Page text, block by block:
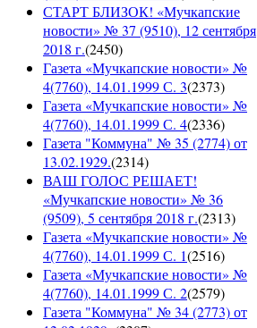
СТАРТ БЛИЗОК! «Мучкапские
новости» № 37 (9510), 12 сентября
2018 г.(2450)
Газета «Мучкапские новости» №
4(7760), 14.01.1999 С. 3(2373)
Газета «Мучкапские новости» №
4(7760), 14.01.1999 С. 4(2336)
Газета "Коммуна" № 35 (2774) от
13.02.1929.(2314)
ВАШ ГОЛОС РЕШАЕТ!
«Мучкапские новости» № 36
(9509), 5 сентября 2018 г.(2313)
Газета «Мучкапские новости» №
4(7760), 14.01.1999 С. 1(2516)
Газета «Мучкапские новости» №
4(7760), 14.01.1999 С. 2(2579)
Газета "Коммуна" № 34 (2773) от